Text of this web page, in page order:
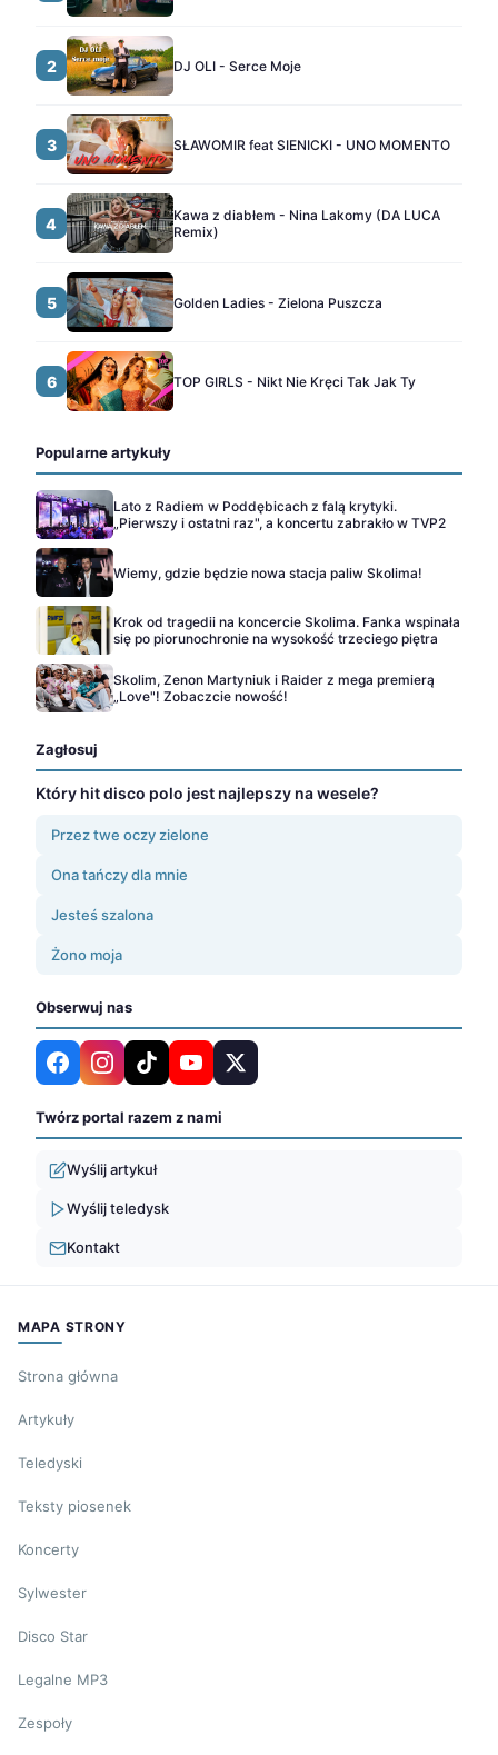
2 DJ OLI - Serce Moje
3 SŁAWOMIR feat SIENICKI - UNO MOMENTO
4
Kawa z diabłem - Nina Lakomy (DA LUCA
Remix)
5 Golden Ladies - Zielona Puszcza
6 TOP GIRLS - Nikt Nie Kręci Tak Jak Ty
Popularne artykuły
Lato z Radiem w Poddębicach z falą krytyki.
„Pierwszy i ostatni raz", a koncertu zabrakło w TVP2
Wiemy, gdzie będzie nowa stacja paliw Skolima!
Krok od tragedii na koncercie Skolima. Fanka wspinała
się po piorunochronie na wysokość trzeciego piętra
Skolim, Zenon Martyniuk i Raider z mega premierą
„Love"! Zobaczcie nowość!
Zagłosuj
Który hit disco polo jest najlepszy na wesele?
Przez twe oczy zielone
Ona tańczy dla mnie
Jesteś szalona
Żono moja
Obserwuj nas
Twórz portal razem z nami
Wyślij artykuł
Wyślij teledysk
Kontakt
MAPA STRONY
Strona główna
Artykuły
Teledyski
Teksty piosenek
Koncerty
Sylwester
Disco Star
Legalne MP3
Zespoły